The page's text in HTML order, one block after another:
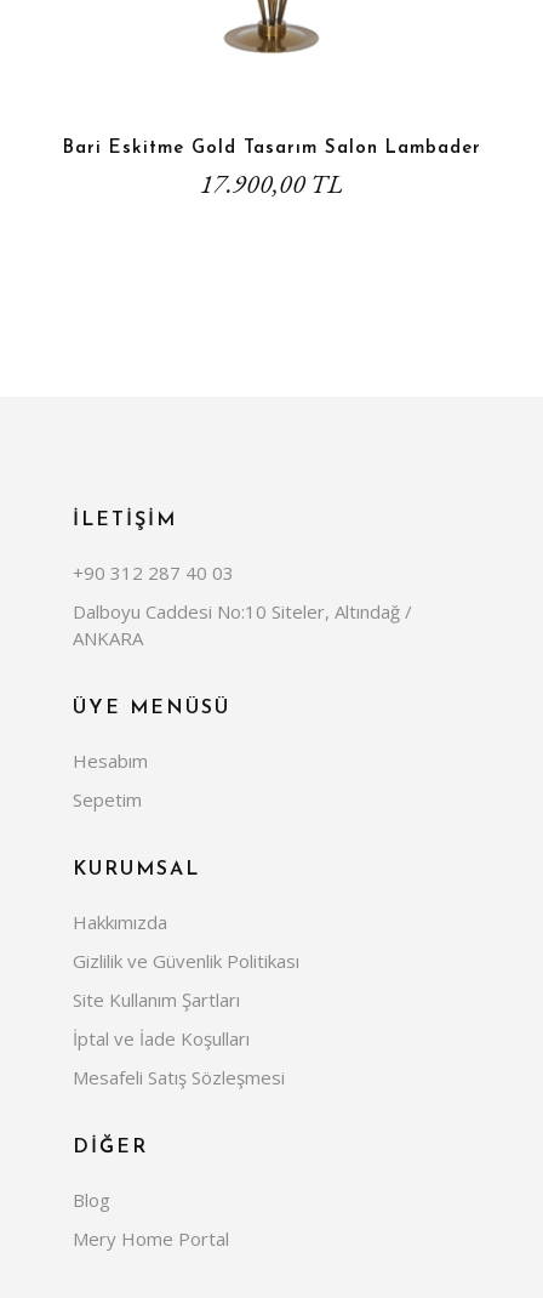
Bari Eskitme Gold Tasarım Salon Lambader
17.900,00 TL
İLETİŞİM
+90 312 287 40 03
Dalboyu Caddesi No:10 Siteler, Altındağ /
ANKARA
ÜYE MENÜSÜ
Hesabım
Sepetim
KURUMSAL
Hakkımızda
Gizlilik ve Güvenlik Politikası
Site Kullanım Şartları
İptal ve İade Koşulları
Mesafeli Satış Sözleşmesi
DİĞER
Blog
Mery Home Portal